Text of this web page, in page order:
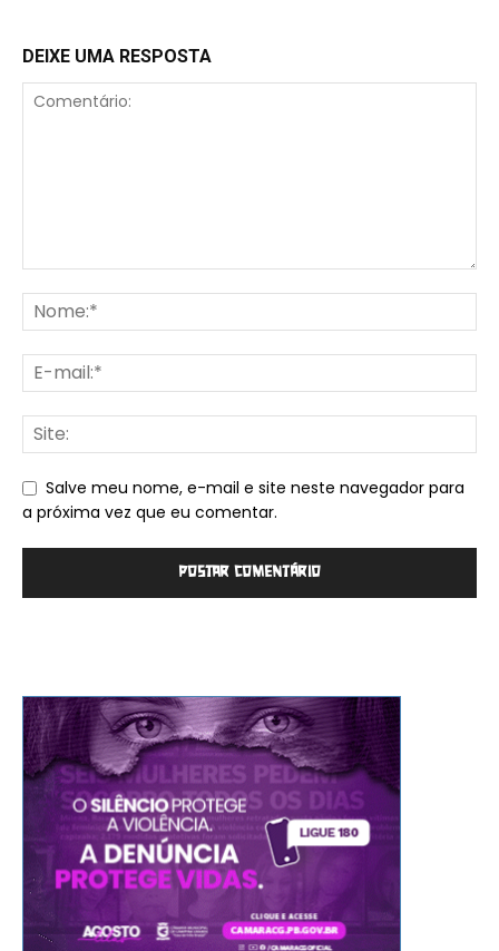
DEIXE UMA RESPOSTA
Salve meu nome, e-mail e site neste navegador para
a próxima vez que eu comentar.